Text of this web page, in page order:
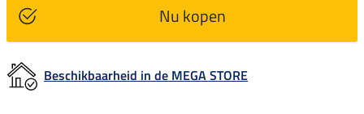
Nu kopen
Beschikbaarheid in de MEGA STORE